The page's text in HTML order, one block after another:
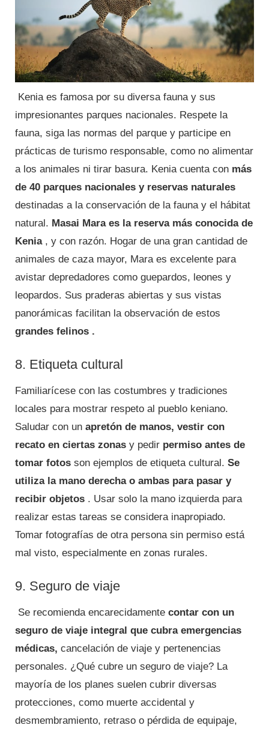
Kenia es famosa por su diversa fauna y sus
impresionantes parques nacionales. Respete la
fauna, siga las normas del parque y participe en
prácticas de turismo responsable, como no alimentar
a los animales ni tirar basura. Kenia cuenta con más
de 40 parques nacionales y reservas naturales
destinadas a la conservación de la fauna y el hábitat
natural. Masai Mara es la reserva más conocida de
Kenia, y con razón. Hogar de una gran cantidad de
animales de caza mayor, Mara es excelente para
avistar depredadores como guepardos, leones y
leopardos. Sus praderas abiertas y sus vistas
panorámicas facilitan la observación de estos
grandes felinos .
8. Etiqueta cultural
Familiarícese con las costumbres y tradiciones
locales para mostrar respeto al pueblo keniano.
Saludar con un apretón de manos, vestir con
recato en ciertas zonas y pedir permiso antes de
tomar fotos son ejemplos de etiqueta cultural. Se
utiliza la mano derecha o ambas para pasar y
recibir objetos . Usar solo la mano izquierda para
realizar estas tareas se considera inapropiado.
Tomar fotografías de otra persona sin permiso está
mal visto, especialmente en zonas rurales.
9. Seguro de viaje
Se recomienda encarecidamente contar con un
seguro de viaje integral que cubra emergencias
médicas, cancelación de viaje y pertenencias
personales. ¿Qué cubre un seguro de viaje? La
mayoría de los planes suelen cubrir diversas
protecciones, como muerte accidental y
desmembramiento, retraso o pérdida de equipaje,